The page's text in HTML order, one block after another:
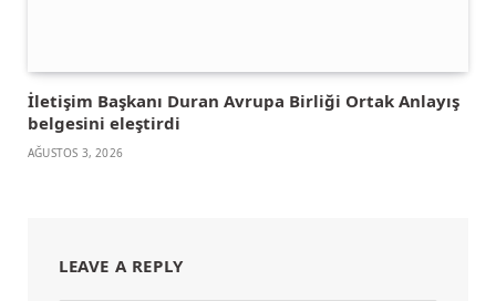
İletişim Başkanı Duran Avrupa Birliği Ortak Anlayış
belgesini eleştirdi
AĞUSTOS 3, 2026
LEAVE A REPLY